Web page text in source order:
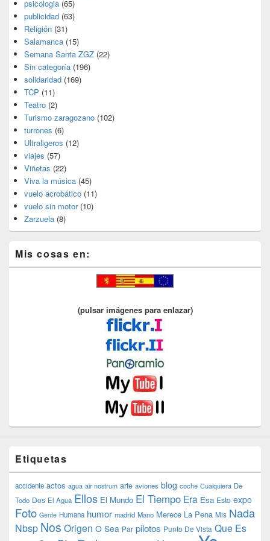
psicologia (65)
publicidad (63)
Religión (31)
Salamanca (15)
Semana Santa ZGZ (22)
Sin categoría (196)
solidaridad (169)
TCP (11)
Teatro (2)
Turismo zaragozano (102)
turrones (6)
Ultraligeros (12)
viajes (57)
Viñetas (22)
Viva la música (45)
vuelo acrobático (11)
vuelo sin motor(10)
Zarzuela (8)
Mis cosas en:
(pulsar imágenes para enlazar)
Etiquetas
accidente actos agua air nostrum arte aviones blog coche Cualquiera De
Todo Dos El Agua Ellos El Mundo El Tiempo Era Esa Esto expo
Foto Gente Humana humor madrid Mano Merece La Pena Mis Nada
Nbsp Nos Origen O Sea Par pilotos Punto De Vista Que Es